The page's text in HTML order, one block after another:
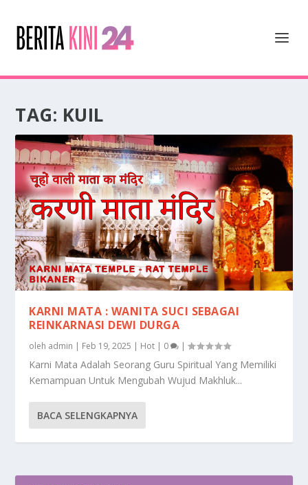
TAG: KUIL
KARNI MATA : WANITA SUCI SEBAGAI
REINKARNASI DEWI DURGA
oleh admin | Feb 19, 2025 | Hot | 0 |
Karni Mata Adalah Seorang Guru Spiritual Yang Memiliki
Kemampuan Untuk Mengubah Wujud Makhluk...
BACA SELENGKAPNYA